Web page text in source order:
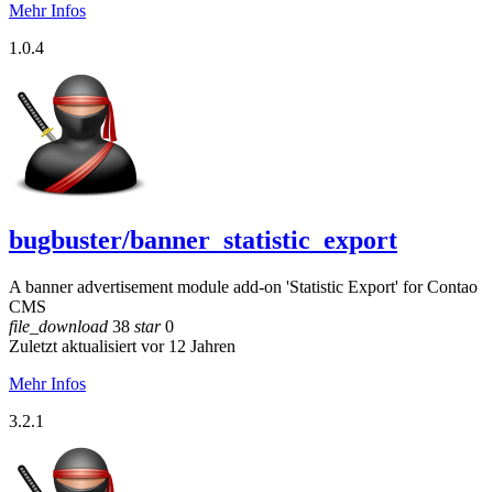
Mehr Infos
1.0.4
bugbuster/banner_statistic_export
A banner advertisement module add-on 'Statistic Export' for Contao
CMS
file_download 38 star0
Zuletzt aktualisiert vor 12 Jahren
Mehr Infos
3.2.1